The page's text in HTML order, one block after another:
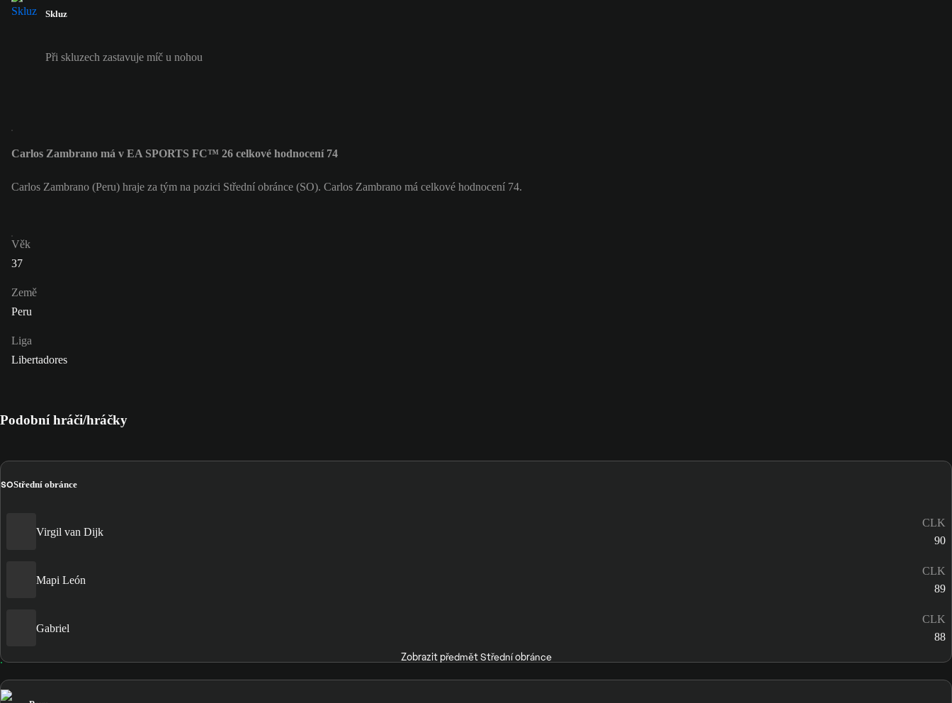
Skluz
Při skluzech zastavuje míč u nohou
Carlos Zambrano má v EA SPORTS FC™ 26 celkové hodnocení 74
Carlos Zambrano (Peru) hraje za tým na pozici Střední obránce (SO). Carlos Zambrano má celkové hodnocení 74.
Věk
37
Země
Peru
Liga
Libertadores
Podobní hráči/hráčky
SOStřední obránce
Virgil van Dijk
CLK
90
Mapi León
CLK
89
Gabriel
CLK
88
Zobrazit předmět Střední obránce